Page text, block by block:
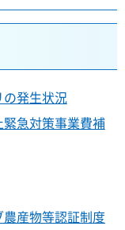
発生状況
急対策事業費補
産物等認証制度